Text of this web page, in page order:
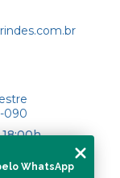
090
WhatsApp